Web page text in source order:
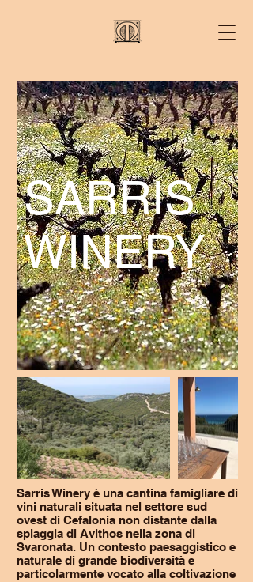
SARRIS
WINERY
Sarris Winery è una cantina famigliare di
vini naturali situata nel settore sud
ovest di Cefalonia non distante dalla
spiaggia di Avithos nella zona di
Svaronata. Un contesto paesaggistico e
naturale di grande biodiversità e
particolarmente vocato alla coltivazione